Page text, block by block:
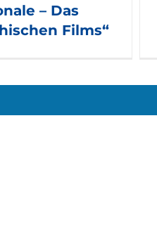
– Das
Films“